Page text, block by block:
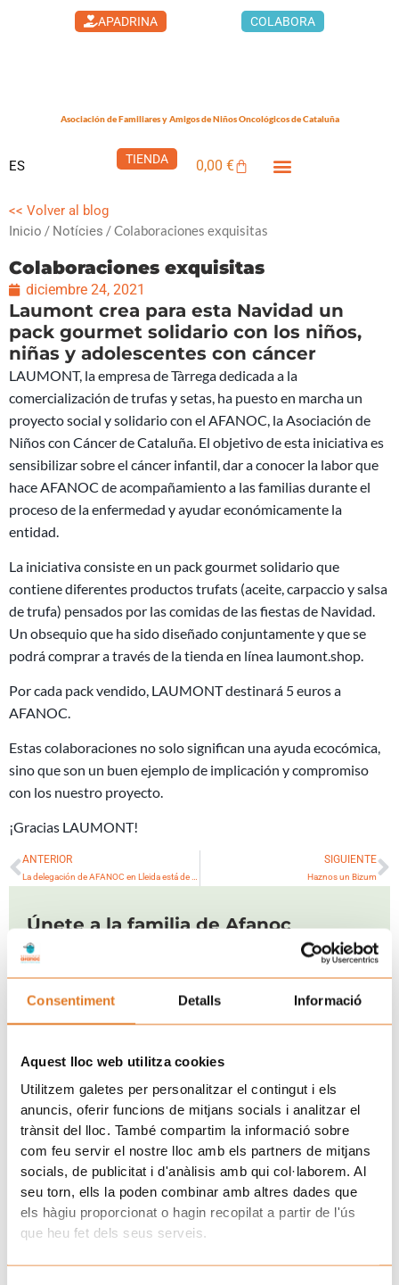
Consentiment Detalls Informació
Aquest lloc web utilitza cookies
Utilitzem galetes per personalitzar el contingut i els
anuncis, oferir funcions de mitjans socials i analitzar el
trànsit del lloc. També compartim la informació sobre
com feu servir el nostre lloc amb els partners de mitjans
socials, de publicitat i d'anàlisis amb qui col·laborem. Al
seu torn, ells la poden combinar amb altres dades que
els hàgiu proporcionat o hagin recopilat a partir de l'ús
que heu fet dels seus serveis.
APADRINA COLABORA
Asociación de Familiares y Amigos de Niños Oncológicos de Cataluña
ES TIENDA 0,00€Carrito
<< Volver al blog
Inicio / Notícies / Colaboraciones exquisitas
Colaboraciones exquisitas
diciembre 24, 2021
Laumont crea para esta Navidad un
pack gourmet solidario con los niños,
niñas y adolescentes con cáncer
LAUMONT, la empresa de Tàrrega dedicada a la
comercialización de trufas y setas, ha puesto en marcha un
proyecto social y solidario con el AFANOC, la Asociación de
Niños con Cáncer de Cataluña. El objetivo de esta iniciativa es
sensibilizar sobre el cáncer infantil, dar a conocer la labor que
hace AFANOC de acompañamiento a las familias durante el
proceso de la enfermedad y ayudar económicamente la
entidad.
La iniciativa consiste en un pack gourmet solidario que
contiene diferentes productos trufats (aceite, carpaccio y salsa
de trufa) pensados por las comidas de las fiestas de Navidad.
Un obsequio que ha sido diseñado conjuntamente y que se
podrá comprar a través de la tienda en línea laumont.shop.
Por cada pack vendido, LAUMONT destinará 5 euros a
AFANOC.
Estas colaboraciones no solo significan una ayuda ecocómica,
sino que son un buen ejemplo de implicación y compromiso
con los nuestro proyecto.
¡Gracias LAUMONT!
Ant
ANTERIOR SIGUIENTE
Haznos un Bizum
Únete a la familia de Afanoc
Política de Privacitat.
SUBSCRIURE'S